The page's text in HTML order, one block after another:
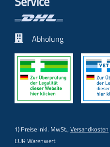
Abholung
1) Preise inkl. MwSt.,Versandkosten
EUR Warenwert.